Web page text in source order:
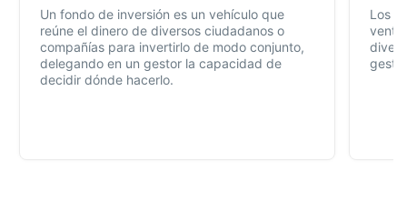
Un fondo de inversión es un vehículo que
reúne el dinero de diversos ciudadanos o
compañías para invertirlo de modo conjunto,
delegando en un gestor la capacidad de
decidir dónde hacerlo.
Los